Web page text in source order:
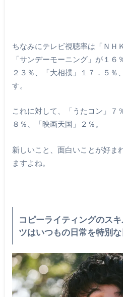
ちなみにテレビ視聴率は「ＮＨ
「サンデーモーニング」が１
２３％、「大相撲」１７．５％
す。
これに対して、「うたコン」７
８％、「映画天国」２％。
新しいこと、面白いことが好ま
ますよね。
コピーライティングのス
ツはいつもの日常を特別